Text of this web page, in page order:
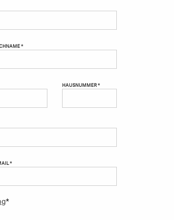
*
HAUSNUMMER *
*
*